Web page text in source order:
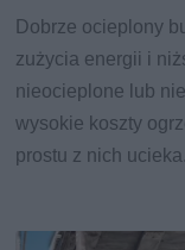
Dobrze ocieplony
zużycia energii i
nieocieplone lub
wysokie koszty
prostu z nich ucieka.